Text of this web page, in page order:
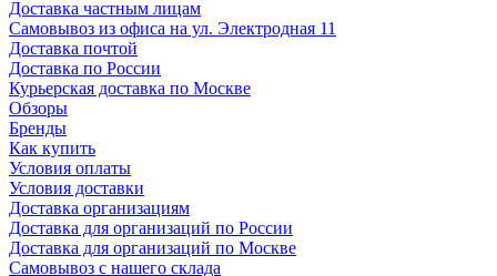
Доставка частным лицам
Самовывоз из офиса на ул. Электродная 11
Доставка почтой
Доставка по России
Курьерская доставка по Москве
Обзоры
Бренды
Как купить
Условия оплаты
Условия доставки
Доставка организациям
Доставка для организаций по России
Доставка для организаций по Москве
Самовывоз с нашего склада